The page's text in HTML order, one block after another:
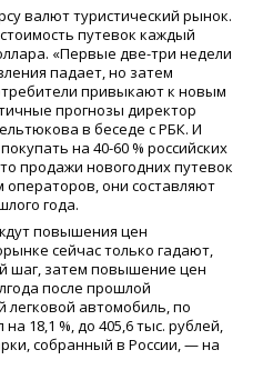
валют туристический рынок.
путевок каждый
«Первые две-три недели
падает, но затем
привыкают к новым
прогнозы директор
в беседе с РБК. И
на 40-60 % российских
продажи новогодних путевок
операторов, они составляют
года.
повышения цен
сейчас только гадают,
шаг, затем повышение цен
после прошлой
автомобиль, по
18,1 %, до 405,6 тыс. рублей,
собранный в России, — на